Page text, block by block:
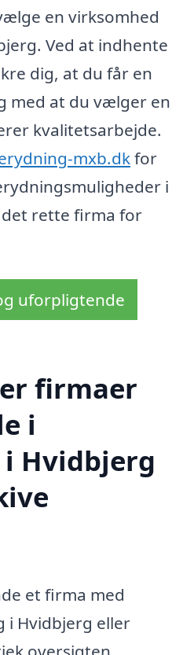
en virksomhed
Ved at indhente
dig, at du får en
med at du vælger en
kvalitetsarbejde.
mxb.dkfor
i
rette firma for
uforpligtende
firmaer
i
Hvidbjerg
et firma med
i Hvidbjerg eller